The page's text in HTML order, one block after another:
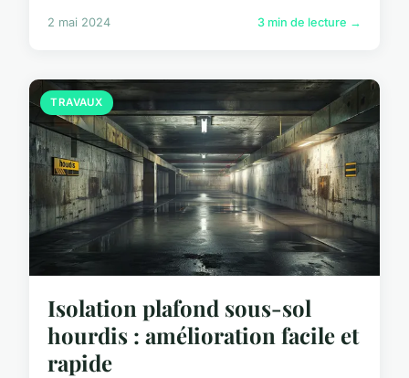
2 mai 2024 3 min de lecture →
TRAVAUX
Isolation plafond sous-sol
hourdis : amélioration facile et
rapide